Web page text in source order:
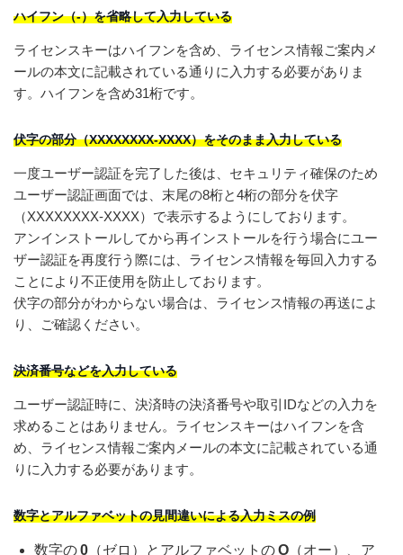
ハイフン（-）を省略して入力している
ライセンスキーはハイフンを含め、ライセンス情報ご案内メ
ールの本文に記載されている通りに入力する必要がありま
す。ハイフンを含め31桁です。
伏字の部分（XXXXXXXX-XXXX）をそのまま入力している
一度ユーザー認証を完了した後は、セキュリティ確保のため
ユーザー認証画面では、末尾の8桁と4桁の部分を伏字
（XXXXXXXX-XXXX）で表示するようにしております。
アンインストールしてから再インストールを行う場合にユー
ザー認証を再度行う際には、ライセンス情報を毎回入力する
ことにより不正使用を防止しております。
伏字の部分がわからない場合は、ライセンス情報の再送によ
り、ご確認ください。
決済番号などを入力している
ユーザー認証時に、決済時の決済番号や取引IDなどの入力を
求めることはありません。ライセンスキーはハイフンを含
め、ライセンス情報ご案内メールの本文に記載されている通
りに入力する必要があります。
数字とアルファベットの見間違いによる入力ミスの例
数字の0 （ゼロ）とアルファベットのO （オー）、ア